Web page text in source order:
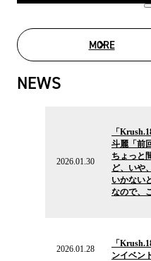
MOREMOVIE LIST
NEWS
2026.01.30
「
斗麗「前
ちょっと
ど、いや
いかない
なので、
2026.01.28
「
ンイベン